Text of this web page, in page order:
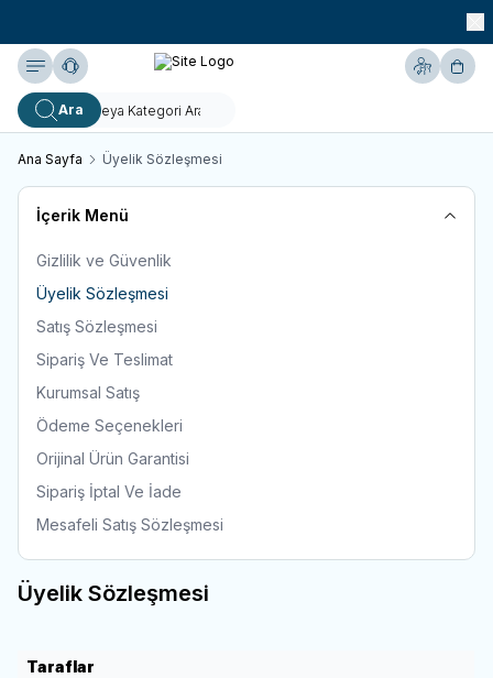
Yardım
Ara
Hesabım
Ana Sayfa Üyelik Sözleşmesi
İçerik Menü
Gizlilik ve Güvenlik
Üyelik Sözleşmesi
Satış Sözleşmesi
Sipariş Ve Teslimat
Kurumsal Satış
Ödeme Seçenekleri
Orijinal Ürün Garantisi
Sipariş İptal Ve İade
Mesafeli Satış Sözleşmesi
Üyelik Sözleşmesi
Taraflar